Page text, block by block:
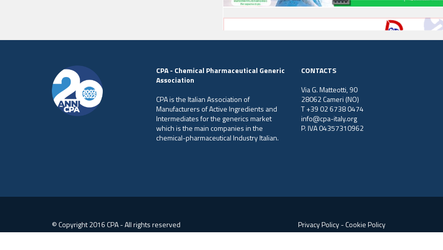
CPA - Chemical Pharmaceutical Generic
Association
CPA is the Italian Association of
Manufacturers of Active Ingredients and
Intermediates for the generics market
which is the main companies in the
chemical-pharmaceutical Industry Italian.
CONTACTS
Via G. Matteotti, 90
28062 Cameri (NO)
T +39 02 6738 0474
info@cpa-italy.org
P. IVA 04357310962
© Copyright 2016 CPA - All rights reserved Privacy Policy-Cookie Policy